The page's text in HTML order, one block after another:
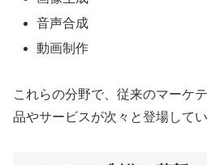
音声合成
動画制作
これらの分野で、従来のマーケ
品やサービスが次々と登場してい